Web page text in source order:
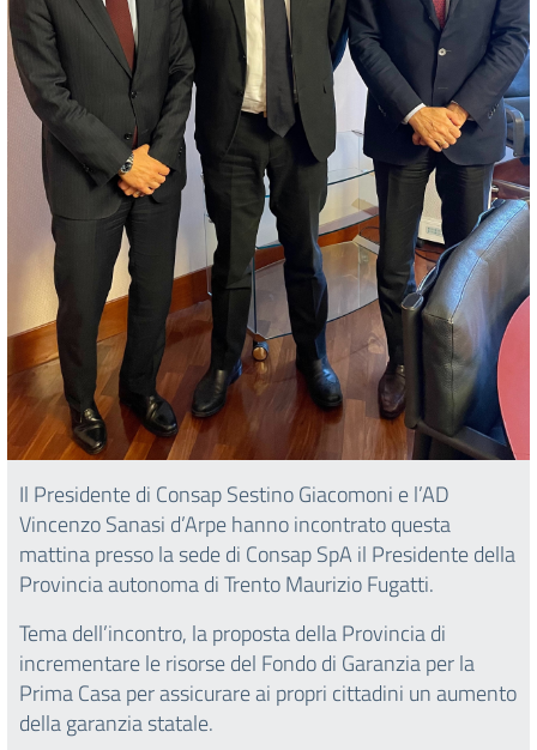
Il Presidente di Consap Sestino Giacomoni e l’AD
Vincenzo Sanasi d’Arpe hanno incontrato questa
mattina presso la sede di Consap SpA il Presidente della
Provincia autonoma di Trento Maurizio Fugatti.
Tema dell’incontro, la proposta della Provincia di
incrementare le risorse del Fondo di Garanzia per la
Prima Casa per assicurare ai propri cittadini un aumento
della garanzia statale.